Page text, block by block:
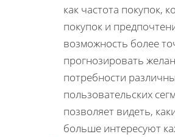
как частота покупок,
покупок и
возможность более
прогнозировать
потребности
пользовательских
позволяет видеть,
больше интересуют